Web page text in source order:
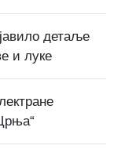
детаље
и луке